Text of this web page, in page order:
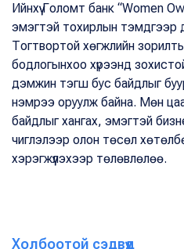
Ийнхүү Голомт банк “Women
эмэгтэй тохирлын
Тогтвортой хөгжлийн
бодлогынхоо хүрээнд
дэмжин тэгш бус байдлыг
нэмрээ оруулж байна. Мөн
байдлыг хангах, эмэгтэй
чиглэлээр олон төсөл
хэрэгжүүлэхээр төлөвлөлөө.
Холбоотой сэдвүүд